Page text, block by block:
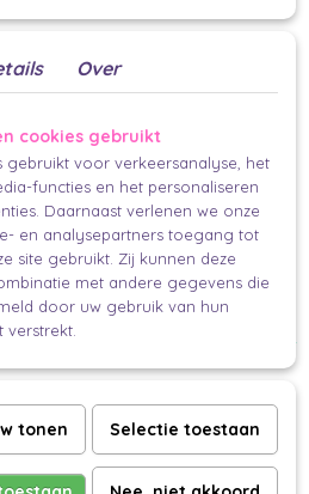
met deze labels.
aan geschenken, bloemen, flessen, en
deze unieke labels en voeg een
????️✨
Over
cookies gebruikt
voor verkeersanalyse, het
functies en het personaliseren
Daarnaast verlenen we onze
en analysepartners toegang tot
site gebruikt. Zij kunnen deze
met andere gegevens die
door uw gebruik van hun
tonen Selectie toestaan